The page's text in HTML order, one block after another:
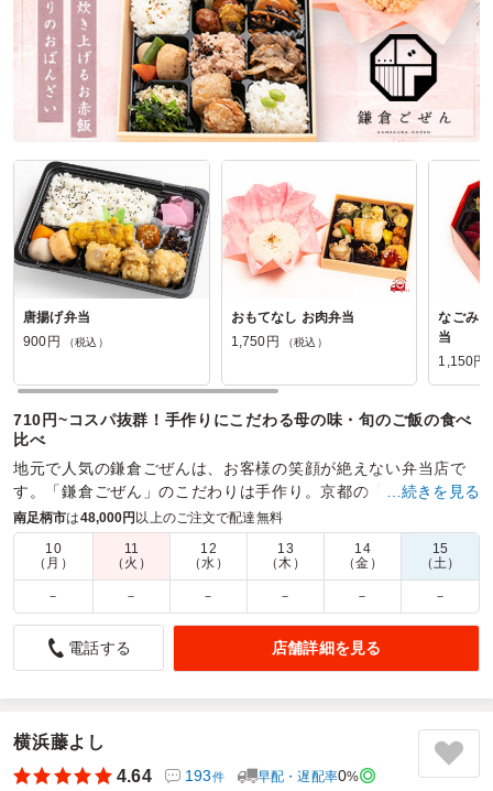
グルメガーデンの口コミをもっと見る
唐揚げ弁当
900円
（税込）
おもてなし お肉弁当
1,750円
（税込）
なごみ
当
1,150円
710円~コスパ抜群！手作りにこだわる母の味・旬のご飯の食べ
比べ
地元で人気の鎌倉ごぜんは、お客様の笑顔が絶えない弁当店で
す。「鎌倉ごぜん」のこだわりは手作り。京都の「おばんざ
い」を思わせるメインや副菜の数々を真心こめてお届けしま
す。
商品数： 締切日時： 1日前13:00 価格帯：
900円～2,000円
配達時間：
9:30～18:00
ボリュームもありで、男性陣にも好評
陣に好評でした。
ご利用シーン：会議・セミナー ›ランチミーティング
…続きを見る
南足柄市は48,000円以上のご注文で配達無料
10
（月）
11
（火）
12
（水）
13
（木）
14
（金）
15
（土）
－ － － － － －
電話する 店舗詳細を見る
横浜藤よし
4.64
193件 早配・遅配率0%